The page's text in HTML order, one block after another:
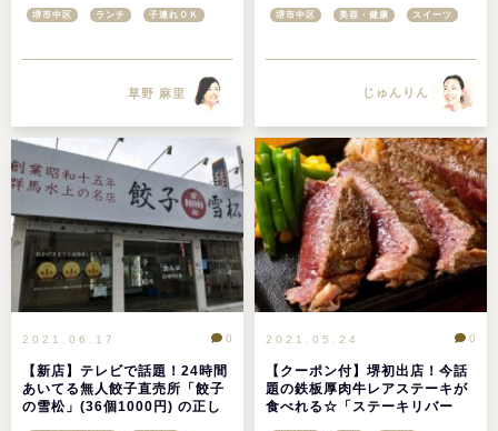
堺市中区 ランチ 子連れＯＫ
草野 麻里
ク@堺市深井
堺市中区 美容・健康 スイーツ
じゅんりん
2021.06.17
【新店】テレビで話題！24時間
あいてる無人餃子直売所「餃子
の雪松」(36個1000円) の正し
0 2021.05.24
【クーポン付】堺初出店！今話
題の鉄板厚肉牛レアステーキが
食べれる☆「ステーキリバー
0